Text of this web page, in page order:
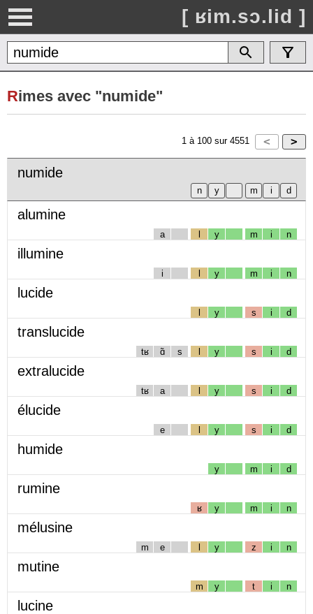
[ ʁim.sɔ.lid ]
Rimes avec "numide"
1 à 100 sur 4551
numide
alumine
a l y m i n
illumine
i l y m i n
lucide
l y s i d
translucide
tʁ ɑ̃ s l y s i d
extralucide
tʁ a l y s i d
élucide
e l y s i d
humide
y m i d
rumine
ʁ y m i n
mélusine
m e l y z i n
mutine
m y t i n
lucine